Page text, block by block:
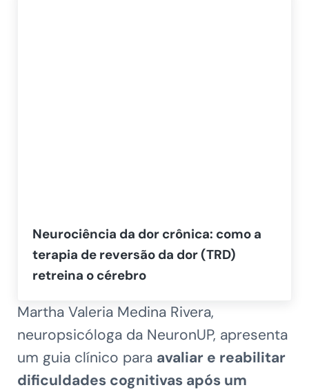
Neurociência da dor crônica: como a
terapia de reversão da dor (TRD)
retreina o cérebro
Martha Valeria Medina Rivera,
neuropsicóloga da NeuronUP, apresenta
um guia clínico para avaliar e reabilitar
dificuldades cognitivas após um